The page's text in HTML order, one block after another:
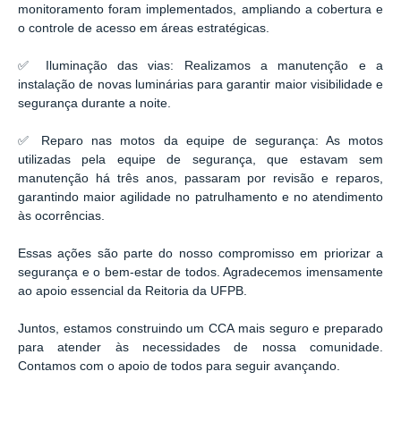
monitoramento foram implementados, ampliando a cobertura e
o controle de acesso em áreas estratégicas.
✅ Iluminação das vias: Realizamos a manutenção e a
instalação de novas luminárias para garantir maior visibilidade e
segurança durante a noite.
✅ Reparo nas motos da equipe de segurança: As motos
utilizadas pela equipe de segurança, que estavam sem
manutenção há três anos, passaram por revisão e reparos,
garantindo maior agilidade no patrulhamento e no atendimento
às ocorrências.
Essas ações são parte do nosso compromisso em priorizar a
segurança e o bem-estar de todos. Agradecemos imensamente
ao apoio essencial da Reitoria da UFPB.
Juntos, estamos construindo um CCA mais seguro e preparado
para atender às necessidades de nossa comunidade.
Contamos com o apoio de todos para seguir avançando.